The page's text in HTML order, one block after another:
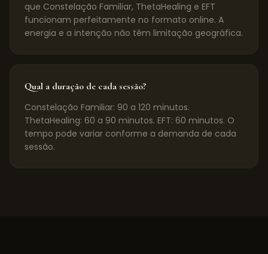
que Constelação Familiar, ThetaHealing e EFT
funcionam perfeitamente no formato online. A
energia e a intenção não têm limitação geográfica.
Qual a duração de cada sessão?
Constelação Familiar: 90 a 120 minutos.
ThetaHealing: 60 a 90 minutos. EFT: 60 minutos. O
tempo pode variar conforme a demanda de cada
sessão.